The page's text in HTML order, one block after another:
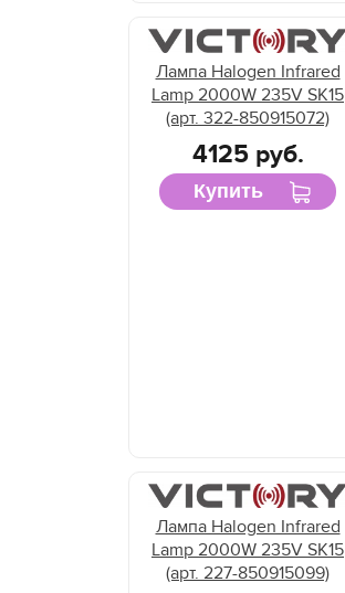
Лампа Halogen Infrared
Lamp 2000W 235V SK15
(арт. 322-850915072)
4125 руб.
Купить
Лампа Halogen Infrared
Lamp 2000W 235V SK15
(арт. 227-850915099)